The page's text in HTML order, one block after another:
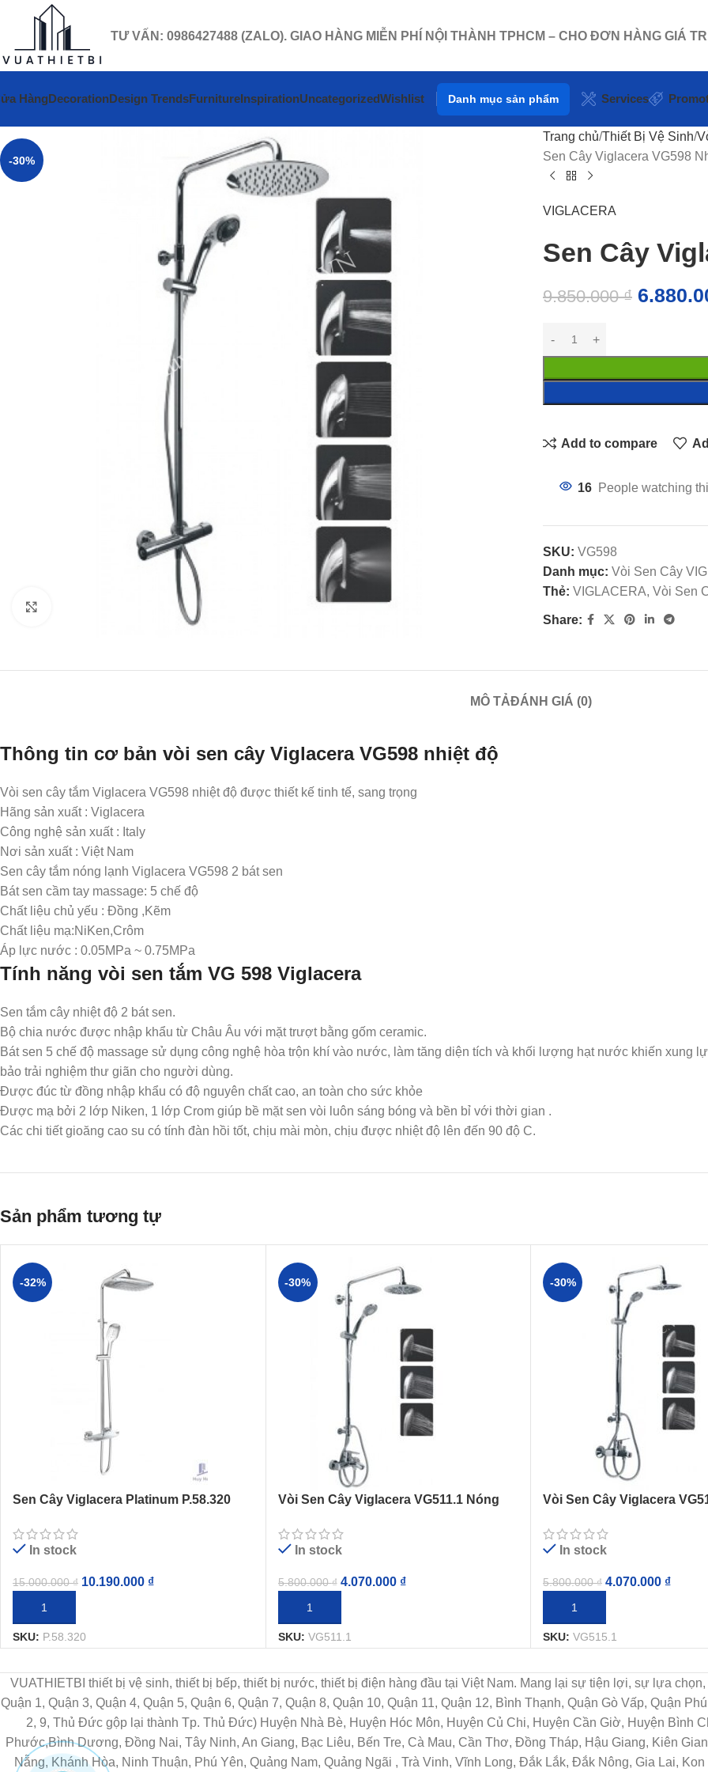
TƯ VẤN: 0986427488 (ZALO). GIAO HÀNG MIỄN PHÍ NỘI THÀNH TPHCM – CHO ĐƠN HÀNG GIÁ
HàngDecorationDesign TrendsFurnitureInspirationUncategorizedWishlist Danh mục sản phẩm Services
-30%
Trang chủ Thiết Bị Vệ Sinh
Sen Cây Viglacera VG598
VIGLACERA
Sen Cây
9.850.000₫
Add to compare
16 People watching
SKU: VG598
Danh mục: Vòi Sen Cây
Thẻ: VIGLACERA, Vòi Sen
Share:
MÔ TẢĐÁNH GIÁ (0)
Thông tin cơ bản vòi sen cây Viglacera VG598 nhiệt độ
Vòi sen cây tắm Viglacera VG598 nhiệt độ được thiết kế tinh tế, sang trọng
Hãng sản xuất : Viglacera
Công nghệ sản xuất : Italy
Nơi sản xuất : Việt Nam
Sen cây tắm nóng lạnh Viglacera VG598 2 bát sen
Bát sen cầm tay massage: 5 chế độ
Chất liệu chủ yếu : Đồng ,Kẽm
Chất liệu mạ:NiKen,Crôm
Áp lực nước : 0.05MPa ~ 0.75MPa
Tính năng vòi sen tắm VG 598 Viglacera
Sen tắm cây nhiệt độ 2 bát sen.
Bộ chia nước được nhập khẩu từ Châu Âu với mặt trượt bằng gốm ceramic.
Bát sen 5 chế độ massage sử dụng công nghệ hòa trộn khí vào nước, làm tăng diện tích và khối lượng hạt nước khiến xung
bảo trải nghiệm thư giãn cho người dùng.
Được đúc từ đồng nhập khẩu có độ nguyên chất cao, an toàn cho sức khỏe
Được mạ bởi 2 lớp Niken, 1 lớp Crom giúp bề mặt sen vòi luôn sáng bóng và bền bỉ với thời gian .
Các chi tiết gioăng cao su có tính đàn hồi tốt, chịu mài mòn, chịu được nhiệt độ lên đến 90 độ C.
Sản phẩm tương tự
-32%
Sen Cây Viglacera Platinum P.58.320
In stock
15.000.000₫ 10.190.000 ₫
THÊM VÀO GIỎ HÀNG
SKU: P.58.320
-30%
Vòi Sen Cây Viglacera VG511.1 Nóng
In stock
5.800.000₫ 4.070.000 ₫
THÊM VÀO GIỎ HÀNG
SKU: VG511.1
-30%
Vòi Sen Cây Viglacera
In stock
5.800.000₫ 4.070.000 ₫
THÊM VÀO GIỎ HÀNG
SKU: VG515.1
VUATHIETBI thiết bị vệ sinh, thiết bị bếp, thiết bị nước, thiết bị điện hàng đầu tại Việt Nam. Mang lại sự tiện lợi, sự lựa
Quận 1, Quận 3, Quận 4, Quận 5, Quận 6, Quận 7, Quận 8, Quận 10, Quận 11, Quận 12, Bình Thạnh, Quận Gò Vấp, Quận
2, 9, Thủ Đức gộp lại thành Tp. Thủ Đức) Huyện Nhà Bè, Huyện Hóc Môn, Huyện Củ Chi, Huyện Cần Giờ, Huyện Bình
Phước,Bình Dương, Đồng Nai, Tây Ninh, An Giang, Bạc Liêu, Bến Tre, Cà Mau, Cần Thơ, Đồng Tháp, Hậu Giang, Kiên
Nẵng, Khánh Hòa, Ninh Thuận, Phú Yên, Quảng Nam, Quảng Ngãi , Trà Vinh, Vĩnh Long, Đắk Lắk, Đắk Nông, Gia Lai,